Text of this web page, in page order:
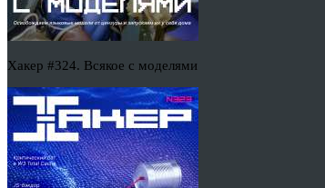
Хакер #324. Всякое с моделями